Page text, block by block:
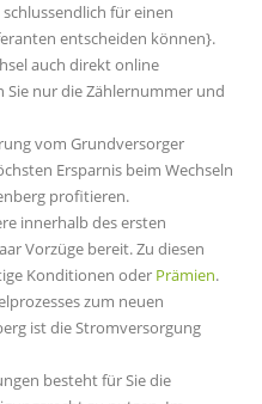
für einen
entscheiden können}.
auch direkt online
nur die Zählernummer und
vom Grundversorger
Ersparnis beim Wechseln
profitieren.
innerhalb des ersten
Vorzüge bereit. Zu diesen
Konditionen oder Prämien.
zum neuen
ist die Stromversorgung
besteht für Sie die